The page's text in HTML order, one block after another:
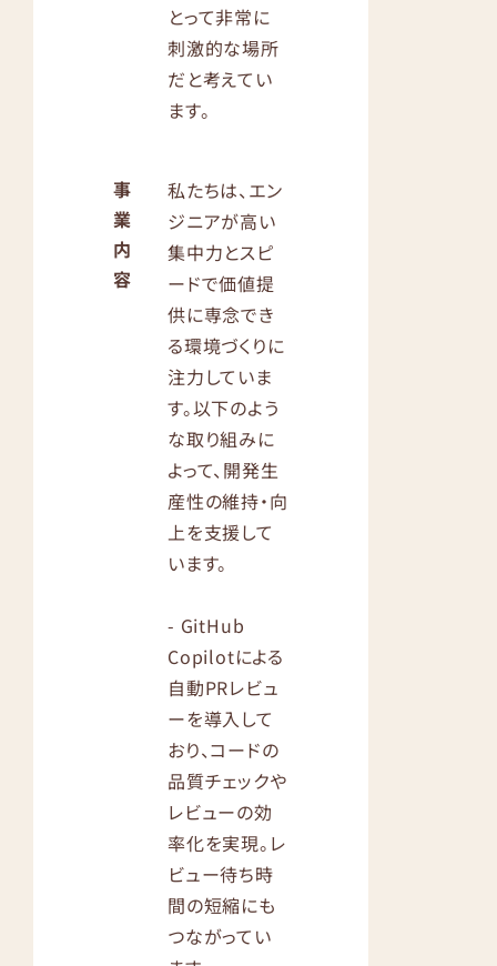
とって非常に
刺激的な場所
だと考えてい
ます。
事
業
内
容
私たちは、エン
ジニアが高い
集中力とスピ
ードで価値提
供に専念でき
る環境づくりに
注力していま
す。以下のよう
な取り組みに
よって、開発生
産性の維持・向
上を支援して
います。
- GitHub
Copilotによる
自動PRレビュ
ーを導入して
おり、コードの
品質チェックや
レビューの効
率化を実現。レ
ビュー待ち時
間の短縮にも
つながってい